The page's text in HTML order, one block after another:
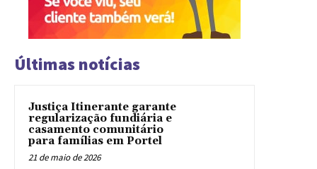
Últimas notícias
Justiça Itinerante garante
regularização fundiária e
casamento comunitário
para famílias em Portel
21 de maio de 2026